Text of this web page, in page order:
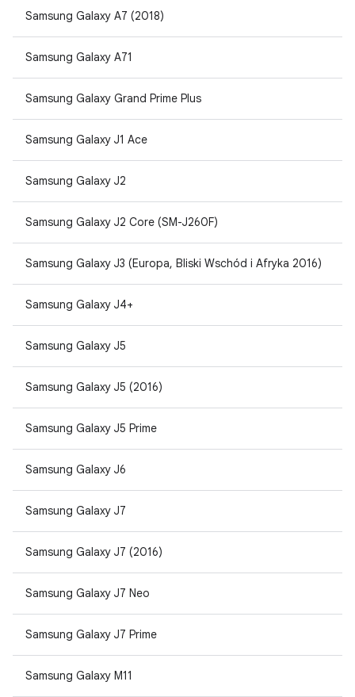
Samsung Galaxy A7 (2018)
Samsung Galaxy A71
Samsung Galaxy Grand Prime Plus
Samsung Galaxy J1 Ace
Samsung Galaxy J2
Samsung Galaxy J2 Core (SM-J260F)
Samsung Galaxy J3 (Europa, Bliski Wschód i Afryka 2016)
Samsung Galaxy J4+
Samsung Galaxy J5
Samsung Galaxy J5 (2016)
Samsung Galaxy J5 Prime
Samsung Galaxy J6
Samsung Galaxy J7
Samsung Galaxy J7 (2016)
Samsung Galaxy J7 Neo
Samsung Galaxy J7 Prime
Samsung Galaxy M11